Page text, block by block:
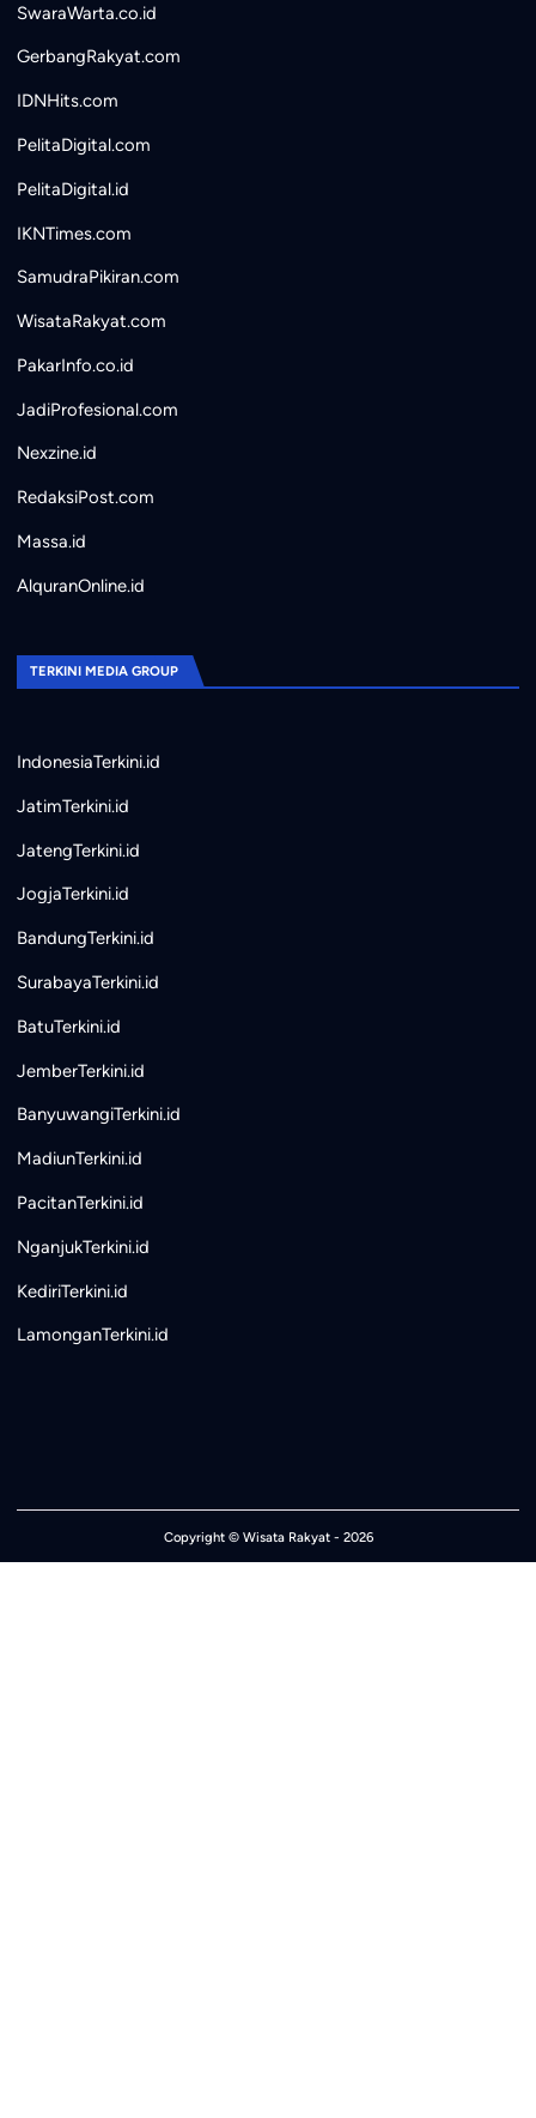
SwaraWarta.co.id
GerbangRakyat.com
IDNHits.com
PelitaDigital.com
PelitaDigital.id
IKNTimes.com
SamudraPikiran.com
WisataRakyat.com
PakarInfo.co.id
JadiProfesional.com
Nexzine.id
RedaksiPost.com
Massa.id
AlquranOnline.id
TERKINI MEDIA GROUP
IndonesiaTerkini.id
JatimTerkini.id
JatengTerkini.id
JogjaTerkini.id
BandungTerkini.id
SurabayaTerkini.id
BatuTerkini.id
JemberTerkini.id
BanyuwangiTerkini.id
MadiunTerkini.id
PacitanTerkini.id
NganjukTerkini.id
KediriTerkini.id
LamonganTerkini.id
Copyright © Wisata Rakyat- 2026